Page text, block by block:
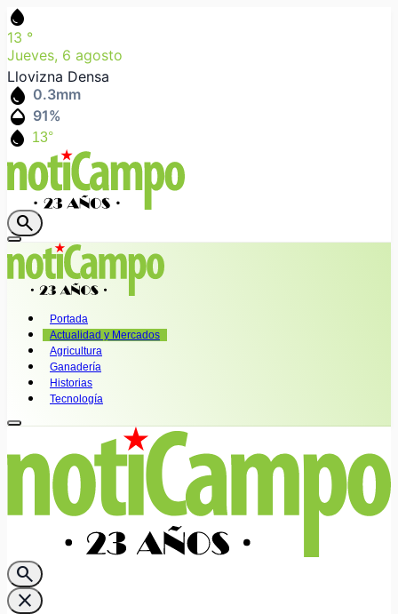
water_drop
13 °
Jueves, 6 agosto
Llovizna Densa
water_drop 0.3mm
humidity_mid 91%
water_drop 13°
search
Portada
Actualidad y Mercados
Agricultura
Ganadería
Historias
Tecnología
search
close